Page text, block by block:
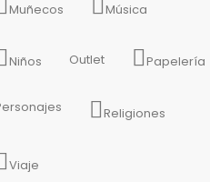
Muñecos Música
Niños Outlet Papelería
Religiones
Viaje